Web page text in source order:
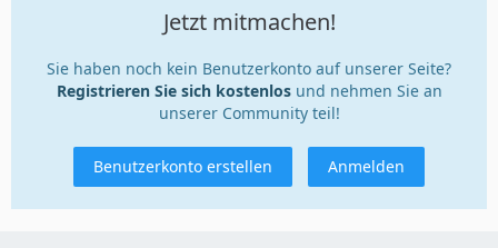
Jetzt mitmachen!
Sie haben noch kein Benutzerkonto auf unserer Seite?
Registrieren Sie sich kostenlosund nehmen Sie an
unserer Community teil!
Benutzerkonto erstellen Anmelden